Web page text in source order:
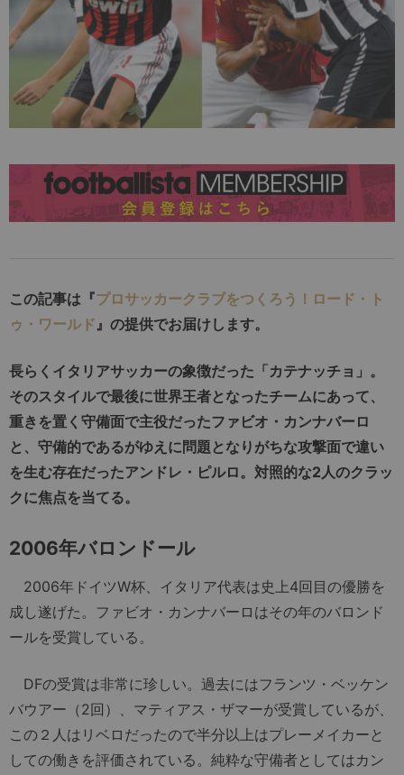
この記事は『プロサッカークラブをつくろう！ロード・ト
ゥ・ワールド』の提供でお届けします。
長らくイタリアサッカーの象徴だった「カテナッチョ」。
そのスタイルで最後に世界王者となったチームにあって、
重きを置く守備面で主役だったファビオ・カンナバーロ
と、守備的であるがゆえに問題となりがちな攻撃面で違い
を生む存在だったアンドレ・ピルロ。対照的な2人のクラッ
クに焦点を当てる。
2006年バロンドール
2006年ドイツW杯、イタリア代表は史上4回目の優勝を
成し遂げた。ファビオ・カンナバーロはその年のバロンド
ールを受賞している。
DFの受賞は非常に珍しい。過去にはフランツ・ベッケン
バウアー（2回）、マティアス・ザマーが受賞しているが、
この２人はリベロだったので半分以上はプレーメイカーと
しての働きを評価されている。純粋な守備者としてはカン